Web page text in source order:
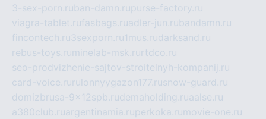
3-sex-porn.ruban-damn.rupurse-factory.ru
viagra-tablet.rufasbags.ruadler-jun.rubandamn.ru
fincontech.ru3sexporn.ru1mus.rudarksand.ru
rebus-toys.ru minelab-msk.ru rtdco.ru
seo-prodvizhenie-sajtov-stroitelnyh-kompanij.ru
card-voice.ru rulonnyygazon177.rusnow-guard.ru
domizbrusa-9x12spb.rudemaholding.ruaalse.ru
a380club.ruargentinamia.ruperkoka.ru movie-one.ru